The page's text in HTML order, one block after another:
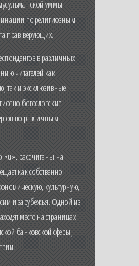
уммы
по религиозным
прав верующих.
в различных
читателей как
так и эксклюзивные
богословские
по различным
рассчитаны на
как собственно
культурную,
и зарубежья. Одной из
место на страницах
банковской сферы,